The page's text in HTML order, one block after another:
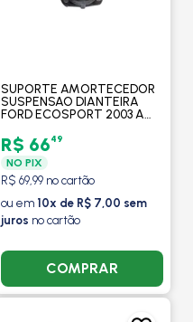
SUPORTE AMORTECEDOR
SUSPENSAO DIANTEIRA
FORD ECOSPORT 2003 A
MOBENSANI
R$ 6649
NO PIX
R$ 69,99 no cartão
ou em 10x de R$ 7,00 sem
juros no cartão
COMPRAR